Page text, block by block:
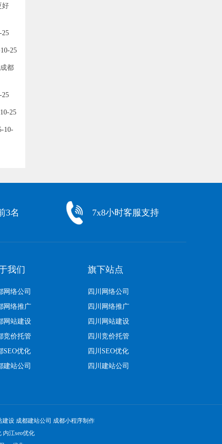
好
25
25
都
25
10-
3名 7x8小时客服支持
我们
网络公司
网络推广
网站建设
竞价托管
SEO优化
建站公司
旗下站点
四川网络公司
四川网络推广
四川网站建设
四川竞价托管
四川SEO优化
四川建站公司
建设 成都建站公司 成都小程序制作
内江seo优化